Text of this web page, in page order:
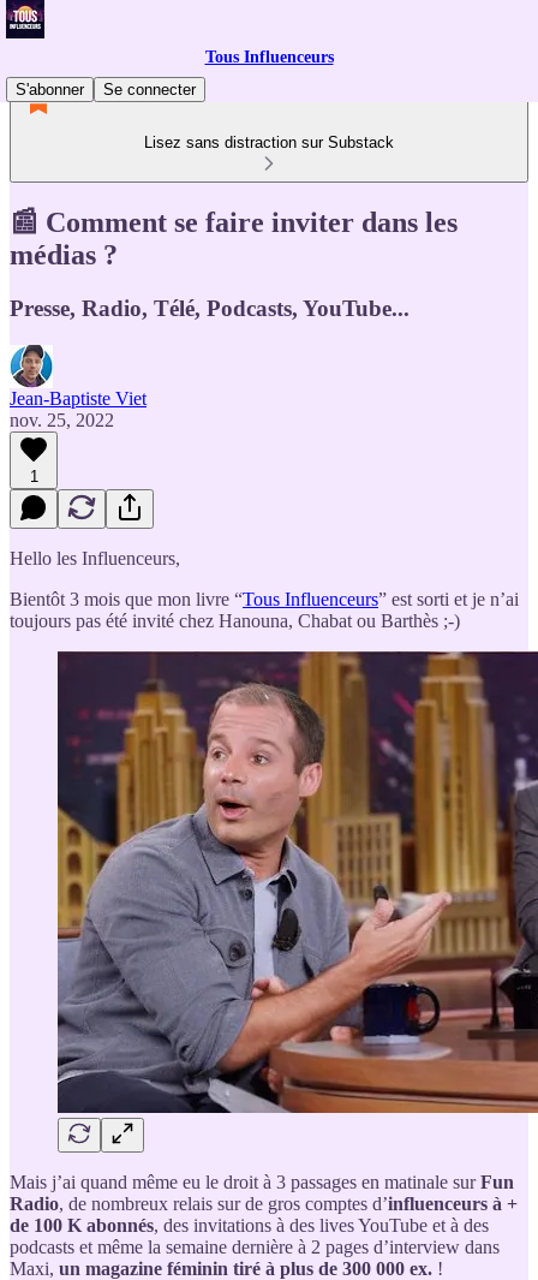
Tous Influenceurs
S'abonner
Se connecter
Lisez sans distraction sur Substack
📰 Comment se faire inviter dans les
médias ?
Presse, Radio, Télé, Podcasts, YouTube...
Jean-Baptiste Viet
nov. 25, 2022
1
Hello les Influenceurs,
Bientôt 3 mois que mon livre “Tous Influenceurs” est sorti et je n’ai
toujours pas été invité chez Hanouna, Chabat ou Barthès ;-)
Mais j’ai quand même eu le droit à 3 passages en matinale surFun
Radio, de nombreux relais sur de gros comptes d’influenceurs à +
de 100 K abonnés, des invitations à des lives YouTube et à des
podcasts et même la semaine dernière à 2 pages d’interview dans
Maxi, un magazine féminin tiré à plus de 300 000 ex. !